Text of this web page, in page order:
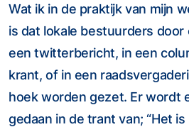
Wat ik in de praktijk van mijn
is dat lokale bestuurders door
een twitterbericht, in een
krant, of in een
hoek worden gezet. Er wordt
gedaan in de trant van; “Het